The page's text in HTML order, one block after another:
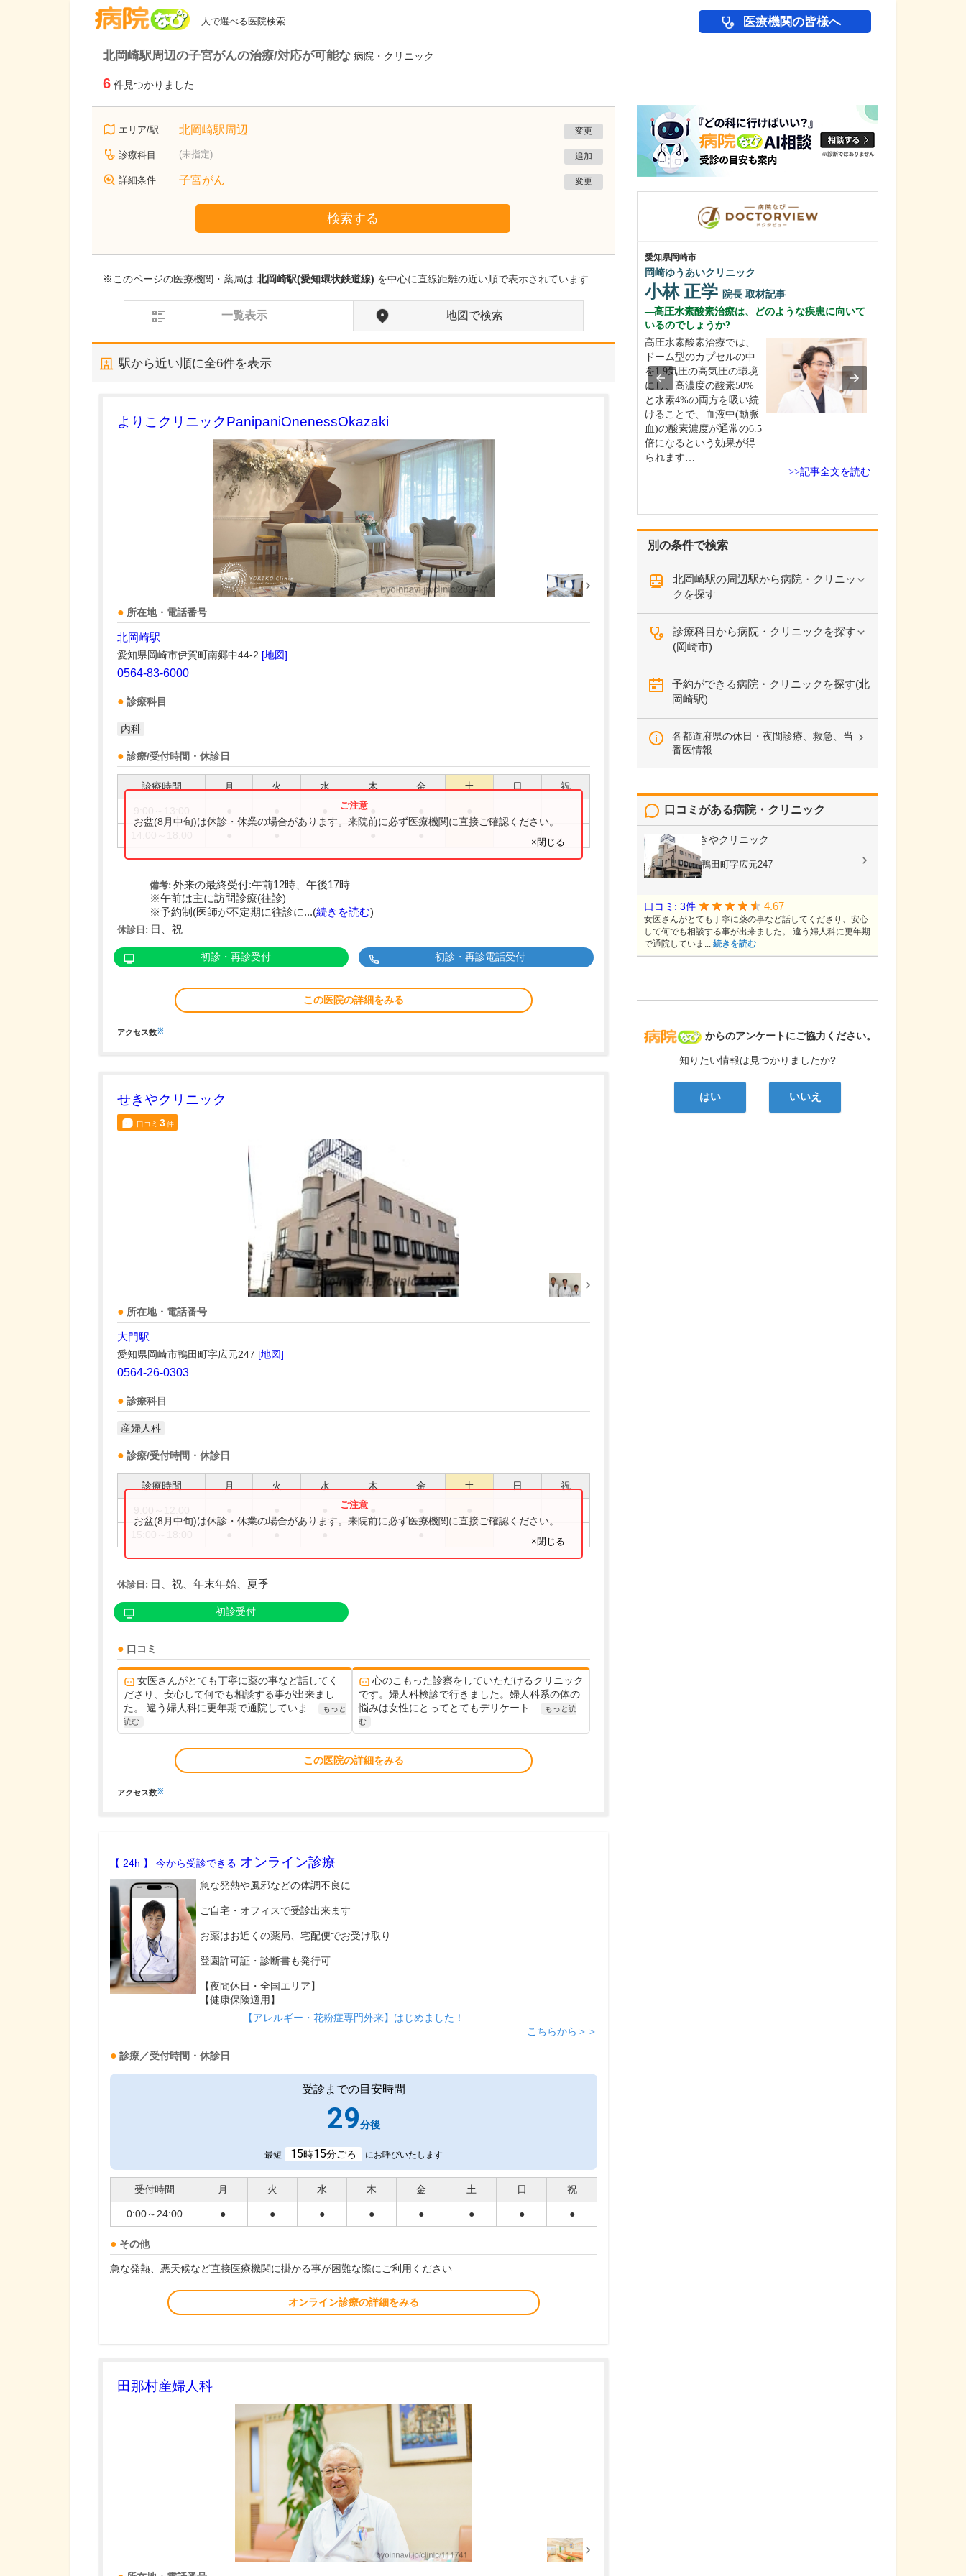
人で選べる医院検索 医療機関の皆様へ
北岡崎駅周辺の子宮がんの治療/対応が可能な 病院・クリニック
6 件見つかりました
エリア/駅 北岡崎駅周辺 変更
診療科目 (未指定) 追加
詳細条件 子宮がん 変更
検索する
※このページの医療機関・薬局は 北岡崎駅(愛知環状鉄道線) を中心に直線距離の近い順で表示されています
一覧表示 地図で検索
駅から近い順に全6件を表示
よりこクリニックPanipaniOnenessOkazaki
所在地・電話番号
北岡崎駅
愛知県岡崎市伊賀町南郷中44-2 [地図]
0564-83-6000
診療科目
内科
診療/受付時間・休診日
診療時間 月 火 水 木 金 土 日 祝
お盆(8月中旬)は休診・休業の場合があります。来院前に必ず医療機関に直接ご確認ください。
×閉じる
備考: 外来の最終受付:午前12時、午後17時
※午前は主に訪問診療(往診)
※予約制(医師が不定期に往診に...(続きを読む)
休診日: 日、祝
初診・再診受付 初診・再診電話受付
この医院の詳細をみる
アクセス数※
せきやクリニック
口コミ 3件
所在地・電話番号
大門駅
愛知県岡崎市鴨田町字広元247 [地図]
0564-26-0303
診療科目
産婦人科
診療/受付時間・休診日
診療時間 月 火 水 木 金 土 日 祝
お盆(8月中旬)は休診・休業の場合があります。来院前に必ず医療機関に直接ご確認ください。
×閉じる
休診日: 日、祝、年末年始、夏季
初診受付
口コミ
女医さんがとても丁寧に薬の事など話してく
ださり、安心して何でも相談する事が出来まし
た。 違う婦人科に更年期で通院していま...
もっと
読む
心のこもった診察をしていただけるクリニック
です。婦人科検診で行きました。婦人科系の体の
悩みは女性にとってとてもデリケート...
もっと読
む
この医院の詳細をみる
アクセス数※
【 24h 】 今から受診できる オンライン診療
急な発熱や風邪などの体調不良に
ご自宅・オフィスで受診出来ます
お薬はお近くの薬局、宅配便でお受け取り
登園許可証・診断書も発行可
【夜間休日・全国エリア】
【健康保険適用】
【アレルギー・花粉症専門外来】はじめました！
こちらから＞＞
診療／受付時間・休診日
受診までの目安時間
29分後
最短 15時15分ごろ にお呼びいたします
受付時間 月 火 水 木 金 土 日 祝
0:00～24:00 ● ● ● ● ● ● ● ●
その他
急な発熱、悪天候など直接医療機関に掛かる事が困難な際にご利用ください
オンライン診療の詳細をみる
田那村産婦人科
別の条件で検索
北岡崎駅の周辺駅から病院・クリニッ
クを探す
診療科目から病院・クリニックを探す
(岡崎市)
予約ができる病院・クリニックを探す(北
岡崎駅)
各都道府県の休日・夜間診療、救急、当
番医情報
病院なび
からのアンケートにご協力ください。
知りたい情報は見つかりましたか?
はい いいえ
口コミがある病院・クリニック
医療法人 せきやクリニック
産婦人科
愛知県岡崎市鴨田町字広元247
口コミ: 3件 4.67
女医さんがとても丁寧に薬の事など話してくださり、安心
して何でも相談する事が出来ました。 違う婦人科に更年期
で通院していま... 続きを読む
愛知県岡崎市
田那村産婦人科
日々の診療において、心がけていることを教え
産科としては、生まれて
んに対しては私やスタッ
フも、家族と接するとき
の…
愛知県岡崎市
岡崎ゆうあいクリニック
小林 正学 院長 取材記事
高圧水素酸素治療は、どのような疾患に向いて
いるのでしょうか?
高圧水素酸素治療では、
ドーム型のカプセルの中
を1.9気圧の高気圧の環境
にし、高濃度の酸素50%
と水素4%の両方を吸い続
けることで、血液中(動脈
血)の酸素濃度が通常の6.5
倍になるという効果が得
られます…
>>記事全文を読む